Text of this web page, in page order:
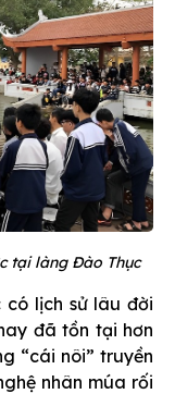
tại làng Đào Thục
lịch sử lâu đời
đã tồn tại hơn
“cái nôi” truyền
nhân múa rối